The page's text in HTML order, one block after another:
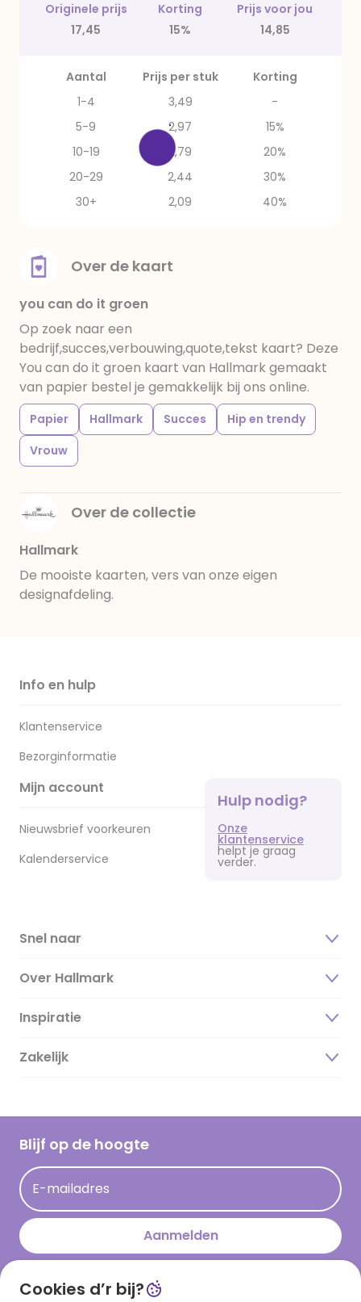
Originele prijs Korting
Prijs voor jou
17,45
15% 14,85
Aantal Prijs per stuk
Korting
1-4
3,49
-
5-9
2,97
15%
10-19
2,79
20%
20-29
2,44
30%
30+
2,09 40%
Over de kaart
you can do it groen
Op zoek naar een
bedrijf,succes,verbouwing,quote,tekst kaart? Deze
You can do it groen kaart van Hallmark gemaakt
van papier bestel je gemakkelijk bij ons online.
Papier Hallmark Succes
Hip en trendy
Vrouw
Over de collectie
Hallmark
De mooiste kaarten, vers van onze eigen
designafdeling.
Info en hulp
Klantenservice
Bezorginformatie
Mijn account
Nieuwsbrief voorkeuren
Kalenderservice
Hulp nodig?
Onze
klantenservice
helpt je graag
verder.
Snel naar
Over Hallmark
Over ons
Duurzaamheid
Hallmark Kaartclub
Acties
Persberichten
Hallmark en Kinderpostzegels
Inspiratie
Magazine
Cadeau inspiratie
Kaartinspiratie
Zakelijk
Blijf op de hoogte
E-mailadres
Aanmelden
Download onze app
Cookies d’r bij?